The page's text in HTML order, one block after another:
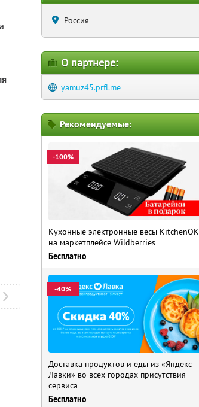
Россия
О партнере:
yamuz45.prfl.me
Рекомендуемые:
-100%
Кухонные электронные весы KitchenOK
на маркетплейсе Wildberries
Бесплатно
-40%
Доставка продуктов и еды из «Яндекс
Лавки» во всех городах присутствия
сервиса
Бесплатно